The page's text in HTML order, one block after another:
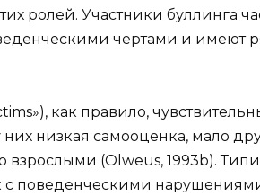
ролей. Участники буллинга
чертами и имеют
как правило,
низкая самооценка, мало
взрослыми (Olweus, 1993b).
с поведенческими